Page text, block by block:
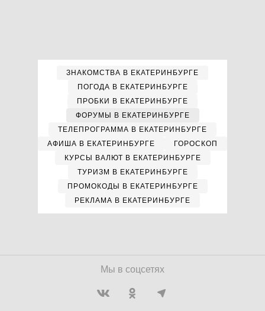
ЗНАКОМСТВА В ЕКАТЕРИНБУРГЕ
ПОГОДА В ЕКАТЕРИНБУРГЕ
ПРОБКИ В ЕКАТЕРИНБУРГЕ
ФОРУМЫ В ЕКАТЕРИНБУРГЕ
ТЕЛЕПРОГРАММА В ЕКАТЕРИНБУРГЕ
АФИША В ЕКАТЕРИНБУРГЕ
ГОРОСКОП
КУРСЫ ВАЛЮТ В ЕКАТЕРИНБУРГЕ
ТУРИЗМ В ЕКАТЕРИНБУРГЕ
ПРОМОКОДЫ В ЕКАТЕРИНБУРГЕ
РЕКЛАМА В ЕКАТЕРИНБУРГЕ
Мы в соцсетях